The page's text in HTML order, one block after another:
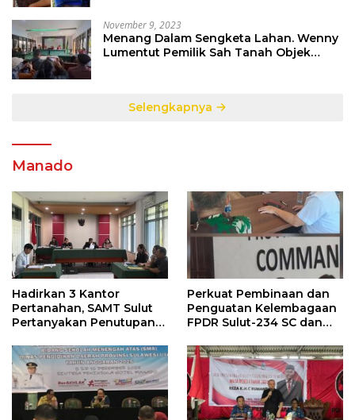
November 9, 2023
Menang Dalam Sengketa Lahan. Wenny
Lumentut Pemilik Sah Tanah Objek
Selengkapnya
Manado
Hadirkan 3 Kantor
Pertanahan, SAMT Sulut
Pertanyakan Penutupan
Anggaran Negara
Perkuat Pembinaan dan
Penguatan Kelembagaan
FPDR Sulut-234 SC dan